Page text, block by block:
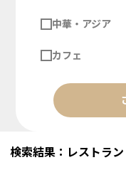
中華・アジア
カフェ
検索結果：レストラ